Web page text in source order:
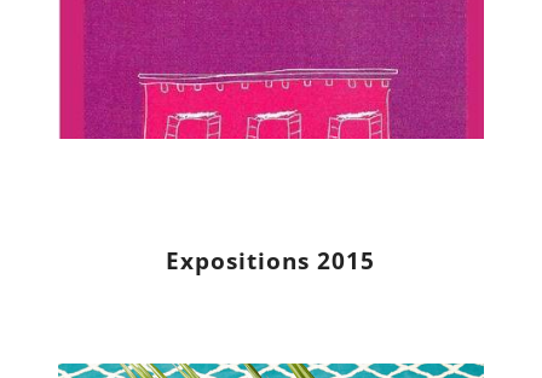
Expositions 2015